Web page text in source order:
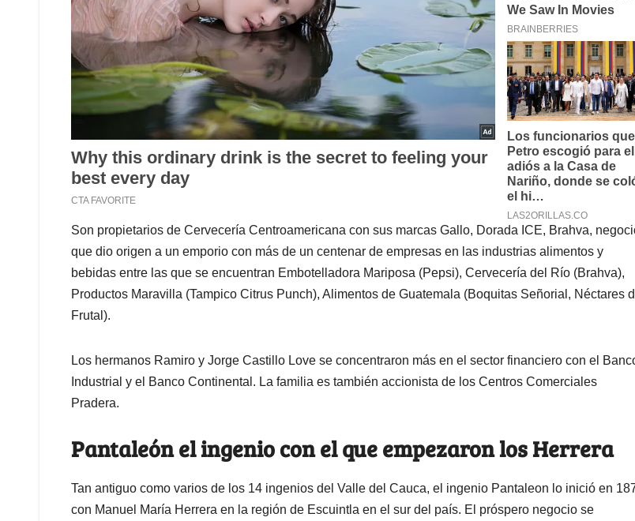
Son propietarios de Cervecería Centroamericana con sus marcas Gallo, Dorada ICE, Brahva,
que dio origen a un emporio con más de un centenar de empresas en las industrias alimentos y
bebidas entre las que se encuentran Embotelladora Mariposa (Pepsi), Cervecería del Río (Brahva),
Productos Maravilla (Tampico Citrus Punch), Alimentos de Guatemala (Boquitas Señorial, Néctares
Frutal).
Los hermanos Ramiro y Jorge Castillo Love se concentraron más en el sector financiero con el
Industrial y el Banco Continental. La familia es también accionista de los Centros Comerciales
Pradera.
Pantaleón el ingenio con el que empezaron los Herrera
Tan antiguo como varios de los 14 ingenios del Valle del Cauca, el ingenio Pantaleon lo inició en
con Manuel María Herrera en la región de Escuintla en el sur del país. El próspero negocio se